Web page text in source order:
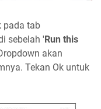
pada tab
sebelah 'Run this
akan
Tekan Ok untuk